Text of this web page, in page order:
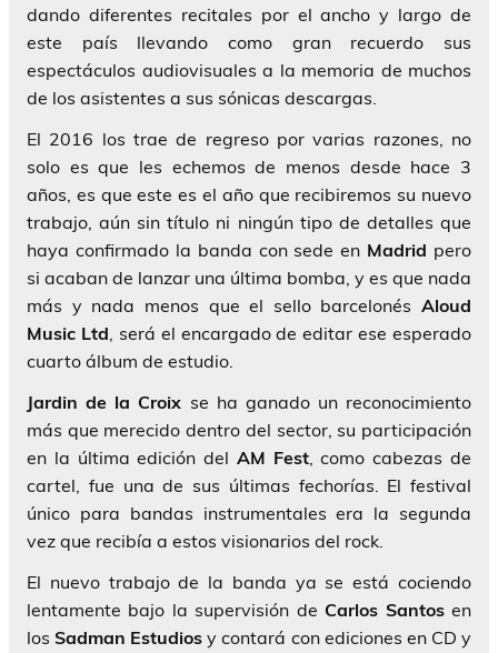
dando diferentes recitales por el ancho y largo de
este país llevando como gran recuerdo sus
espectáculos audiovisuales a la memoria de muchos
de los asistentes a sus sónicas descargas.
El 2016 los trae de regreso por varias razones, no
solo es que les echemos de menos desde hace 3
años, es que este es el año que recibiremos su nuevo
trabajo, aún sin título ni ningún tipo de detalles que
haya confirmado la banda con sede en Madrid pero
si acaban de lanzar una última bomba, y es que nada
más y nada menos que el sello barcelonés Aloud
Music Ltd, será el encargado de editar ese esperado
cuarto álbum de estudio.
Jardin de la Croix se ha ganado un reconocimiento
más que merecido dentro del sector, su participación
en la última edición del AM Fest, como cabezas de
cartel, fue una de sus últimas fechorías. El festival
único para bandas instrumentales era la segunda
vez que recibía a estos visionarios del rock.
El nuevo trabajo de la banda ya se está cociendo
lentamente bajo la supervisión deCarlos Santosen
losSadman Estudiosy contará con ediciones en CD y